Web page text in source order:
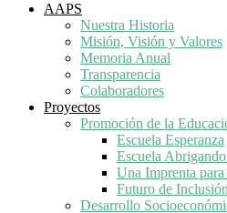
AAPS
Nuestra Historia
Misión, Visión y Valores
Memoria Anual
Transparencia
Colaboradores
Proyectos
Promoción de la
Escuela Esperanza
Escuela
Una Imprenta
Futuro de
Desarrollo